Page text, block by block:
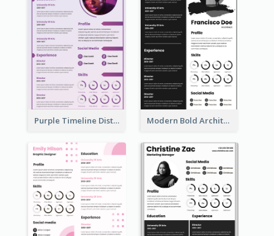
Purple Timeline Distinguished Resume Modern Bold Architect Resume